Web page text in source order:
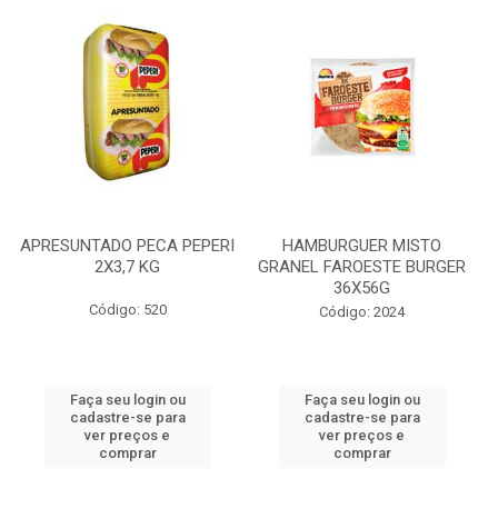
APRESUNTADO PECA PEPERI
2X3,7 KG
Código: 520
Faça seu login ou
cadastre-se para
ver preços e
comprar
HAMBURGUER MISTO
GRANEL FAROESTE BURGER
36X56G
Código: 2024
Faça seu login ou
cadastre-se para
ver preços e
comprar